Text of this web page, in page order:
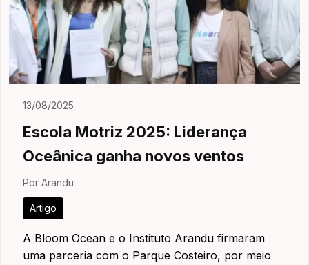
13/08/2025
Escola Motriz 2025: Liderança
Oceânica ganha novos ventos
Por Arandu
Artigo
A Bloom Ocean e o Instituto Arandu firmaram
uma parceria com o Parque Costeiro, por meio